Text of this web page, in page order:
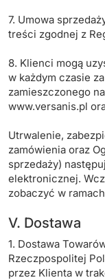
7. Umowa
treści zgodnej z
8. Klienci mogą
w każdym czasie
zamieszczonego
www.versanis.pl
Utrwalenie,
zamówienia oraz
sprzedaży)
elektronicznej.
zobaczyć w
V. Dostawa
1. Dostawa
Rzeczpospolitej
przez Klienta w